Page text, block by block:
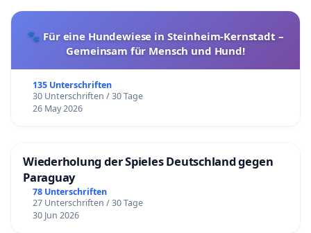
🐾 Für eine Hundewiese in Steinheim-Kernstadt –
Gemeinsam für Mensch und Hund!
135 Unterschriften
30 Unterschriften / 30 Tage
26 May 2026
Wiederholung der Spieles Deutschland gegen
Paraguay
78 Unterschriften
27 Unterschriften / 30 Tage
30 Jun 2026